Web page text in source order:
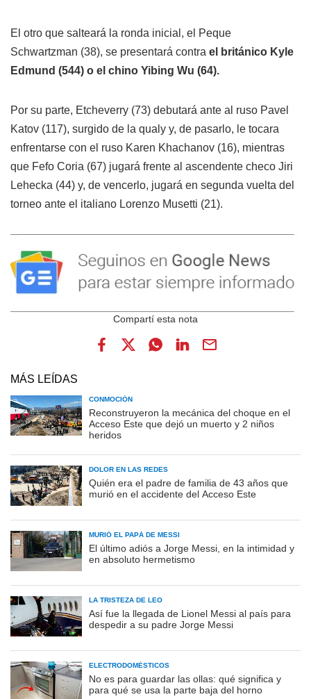
El otro que salteará la ronda inicial, el Peque
Schwartzman (38), se presentará contra el británico Kyle
Edmund (544) o el chino Yibing Wu (64).
Por su parte, Etcheverry (73) debutará ante al ruso Pavel
Katov (117), surgido de la qualy y, de pasarlo, le tocara
enfrentarse con el ruso Karen Khachanov (16), mientras
que Fefo Coria (67) jugará frente al ascendente checo Jiri
Lehecka (44) y, de vencerlo, jugará en segunda vuelta del
torneo ante el italiano Lorenzo Musetti (21).
MÁS LEÍDAS
CONMOCIÓN
Reconstruyeron la mecánica del choque en el
Acceso Este que dejó un muerto y 2 niños
heridos
DOLOR EN LAS REDES
Quién era el padre de familia de 43 años que
murió en el accidente del Acceso Este
MURIÓ EL PAPÁ DE MESSI
El último adiós a Jorge Messi, en la intimidad y
en absoluto hermetismo
LA TRISTEZA DE LEO
Así fue la llegada de Lionel Messi al país para
despedir a su padre Jorge Messi
ELECTRODOMÉSTICOS
No es para guardar las ollas: qué significa y
para qué se usa la parte baja del horno